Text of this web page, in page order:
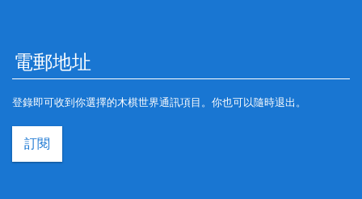
登錄即可收到你選擇的木棋世界通訊項目。你也可以隨時退出。
訂閱